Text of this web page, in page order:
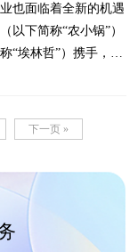
也面临着全新的机遇
以下简称“农小锅”）
“埃林哲”）携手，正
下一页 »